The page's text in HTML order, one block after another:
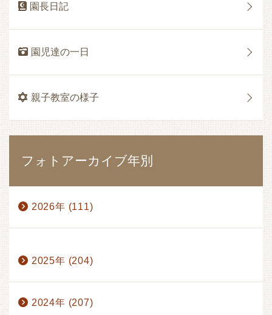
園長日記
園児達の一日
親子教室の様子
フォトアーカイブ年別
2026年 (111)
2025年 (204)
2024年 (207)